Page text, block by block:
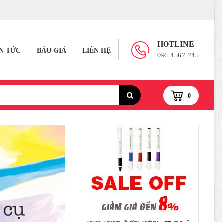
HOTLINE
093 4567 745
TỨC BÁO GIÁ LIÊN HỆ
0